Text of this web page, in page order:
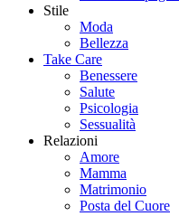
Stile
Moda
Bellezza
Take Care
Benessere
Salute
Psicologia
Sessualità
Relazioni
Amore
Mamma
Matrimonio
Posta del Cuore